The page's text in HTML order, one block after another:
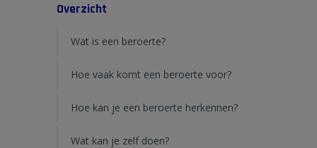
Overzicht
Wat is een beroerte?
Hoe vaak komt een beroerte voor?
Hoe kan je een beroerte herkennen?
Wat kan je zelf doen?